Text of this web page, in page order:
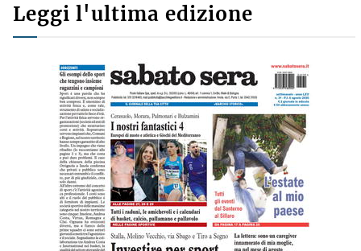
Leggi l'ultima edizione